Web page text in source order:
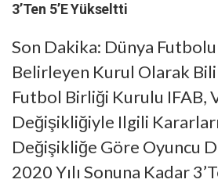
3’ten 5’e Yükseltti
Son Dakika: Dünya
Belirleyen Kurul Olarak
Futbol Birliği Kurulu IFAB,
Değişikliğiyle Ilgili
Değişikliğe Göre Oyuncu
2020 Yılı Sonuna Kadar